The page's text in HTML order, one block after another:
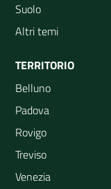
Suolo
Altri temi
TERRITORIO
Belluno
Padova
Rovigo
Treviso
Venezia